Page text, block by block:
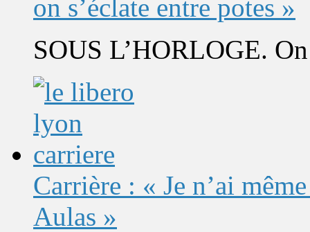
on s’éclate entre potes »
SOUS L’HORLOGE.
Carrière : « Je n’ai
Aulas »